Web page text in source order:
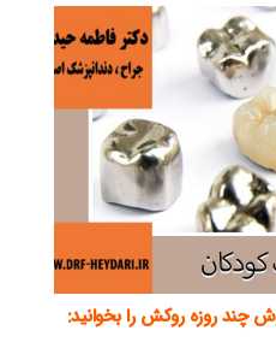
چند روزه روکش را بخوانید: